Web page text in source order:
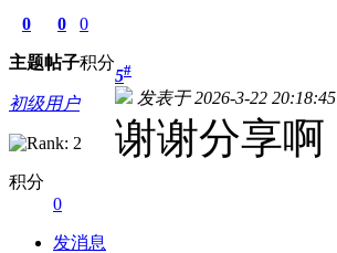
0
主题
0
帖子
0
积分
初级用户
积分
0
发消息
5#
发表于 2026-3-22 20:18:45
谢谢分享啊